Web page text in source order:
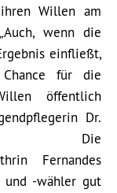
Willen am
wenn die
einfließt,
für die
öffentlich
Dr.
Die
Fernandes
und -wähler gut